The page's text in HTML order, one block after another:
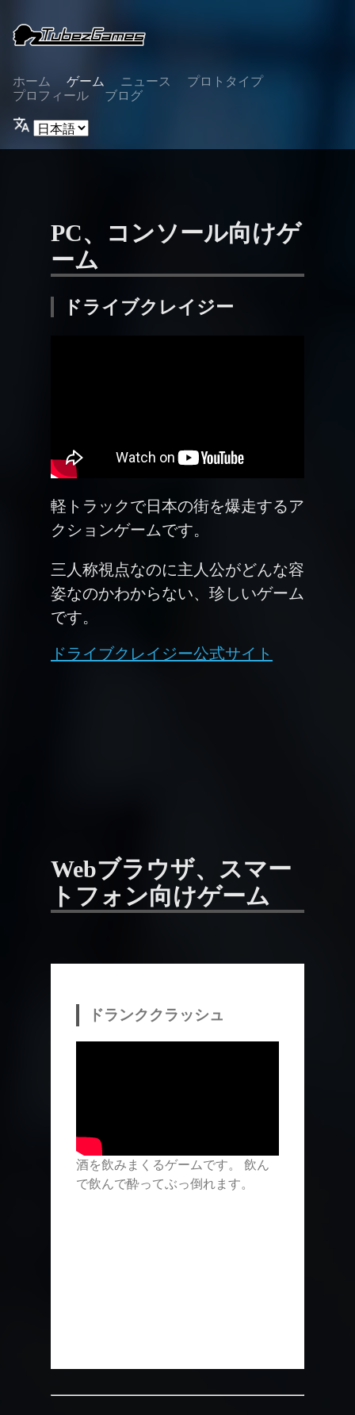
ホーム ゲーム ニュース
プロトタイプ
プロフィール
ブログ
PC、コンソール向けゲ
ーム
ドライブクレイジー
軽トラックで日本の街を爆走するア
クションゲームです。
三人称視点なのに主人公がどんな容
姿なのかわからない、珍しいゲーム
です。
ドライブクレイジー公式サイト
Webブラウザ、スマー
トフォン向けゲーム
ドランククラッシュ
酒を飲みまくるゲームです。 飲ん
で飲んで酔ってぶっ倒れます。